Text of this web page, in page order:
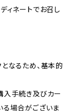
ィネートでお召し
なるため、基本的
入手続き及びカー
る場合がございま